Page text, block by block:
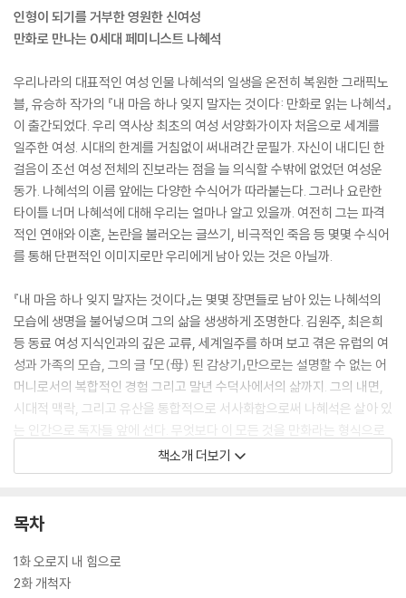
인형이 되기를 거부한 영원한 신여성
만화로 만나는 0세대 페미니스트 나혜석
우리나라의 대표적인 여성 인물 나혜석의 일생을 온전히 복원한 그래픽노
블, 유승하 작가의 『내 마음 하나 잊지 말자는 것이다: 만화로 읽는 나혜석』
이 출간되었다. 우리 역사상 최초의 여성 서양화가이자 처음으로 세계를
일주한 여성. 시대의 한계를 거침없이 써내려간 문필가. 자신이 내디딘 한
걸음이 조선 여성 전체의 진보라는 점을 늘 의식할 수밖에 없었던 여성운
동가. 나혜석의 이름 앞에는 다양한 수식어가 따라붙는다. 그러나 요란한
타이틀 너머 나혜석에 대해 우리는 얼마나 알고 있을까. 여전히 그는 파격
적인 연애와 이혼, 논란을 불러오는 글쓰기, 비극적인 죽음 등 몇몇 수식어
를 통해 단편적인 이미지로만 우리에게 남아 있는 것은 아닐까.
『내 마음 하나 잊지 말자는 것이다』는 몇몇 장면들로 남아 있는 나혜석의
모습에 생명을 불어넣으며 그의 삶을 생생하게 조명한다. 김원주, 최은희
등 동료 여성 지식인과의 깊은 교류, 세계일주를 하며 보고 겪은 유럽의 여
성과 가족의 모습, 그의 글 「모(母) 된 감상기」만으로는 설명할 수 없는 어
머니로서의 복합적인 경험 그리고 말년 수덕사에서의 삶까지. 그의 내면,
시대적 맥락, 그리고 유산을 통합적으로 서사화함으로써 나혜석은 살아 있
는 인간으로 독자들 앞에 선다. 무엇보다 이 모든 것을 만화라는 형식으로
친근하게 구현해낸 이 책은 나혜석을 처음 접하는 이들에게는 더없이 친절
한 안내서가 되고, 그를 잘 알고 있다고 생각했던 독자들에게는 이제껏 보
책소개 더보기
목차
1화 오로지 내 힘으로
2화 개척자